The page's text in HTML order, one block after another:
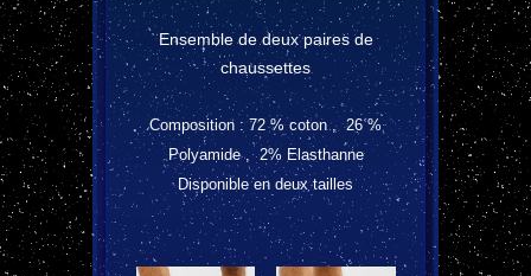
Ensemble de deux paires de
chaussettes
Composition : 72 % coton , 26 %
Polyamide , 2% Elasthanne
Disponible en deux tailles